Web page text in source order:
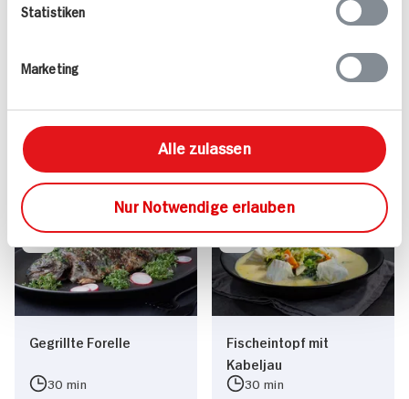
Statistiken
Marketing
Alle zulassen
Nur Notwendige erlauben
Caprese
1.127 kcal p. Portion
Vegetarisch
Kasseler in Dunkelbier-
80 min
1.043 kcal p. Portion
Leicht
Gegrillte Forelle
30 min
Fischeintopf mit
Kabeljau
30 min